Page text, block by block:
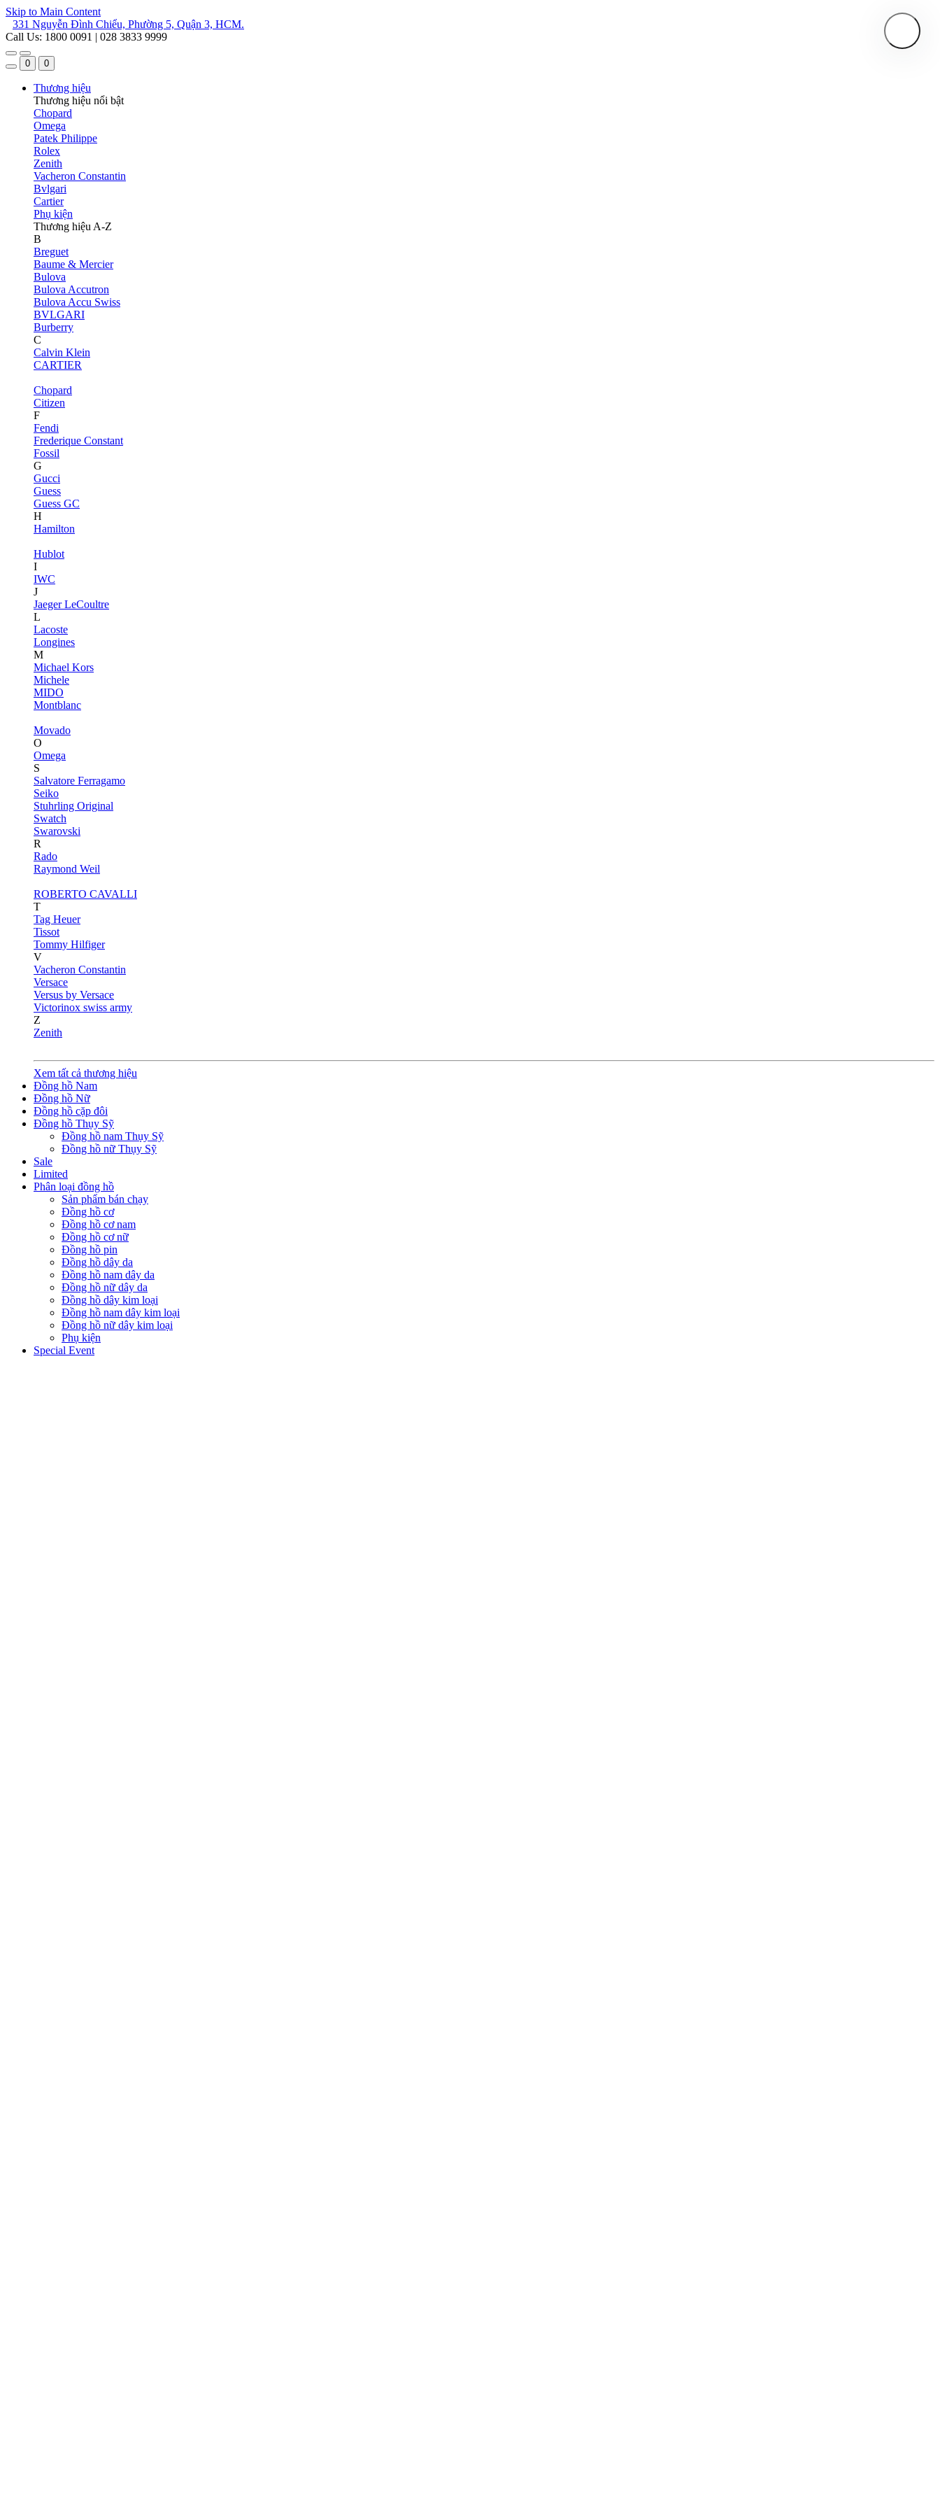
Skip to Main Content
331 Nguyễn Đình Chiểu, Phường 5, Quận 3, HCM.
Call Us: 1800 0091 | 028 3833 9999
0 0
Thương hiệu
Thương hiệu nổi bật
Chopard
Omega
Patek Philippe
Rolex
Zenith
Vacheron Constantin
Bvlgari
Cartier
Phụ kiện
Thương hiệu A-Z
B
Breguet
Baume & Mercier
Bulova
Bulova Accutron
Bulova Accu Swiss
BVLGARI
Burberry
C
Calvin Klein
CARTIER
Chopard
Citizen
F
Fendi
Frederique Constant
Fossil
G
Gucci
Guess
Guess GC
H
Hamilton
Hublot
I
IWC
J
Jaeger LeCoultre
L
Lacoste
Longines
M
Michael Kors
Michele
MIDO
Montblanc
Movado
O
Omega
S
Salvatore Ferragamo
Seiko
Stuhrling Original
Swatch
Swarovski
R
Rado
Raymond Weil
ROBERTO CAVALLI
T
Tag Heuer
Tissot
Tommy Hilfiger
V
Vacheron Constantin
Versace
Versus by Versace
Victorinox swiss army
Z
Zenith
Xem tất cả thương hiệu
Đồng hồ Nam
Đồng hồ Nữ
Đồng hồ cặp đôi
Đồng hồ Thụy Sỹ
Đồng hồ nam Thụy Sỹ
Đồng hồ nữ Thụy Sỹ
Sale
Limited
Phân loại đồng hồ
Sản phẩm bán chạy
Đồng hồ cơ
Đồng hồ cơ nam
Đồng hồ cơ nữ
Đồng hồ pin
Đồng hồ dây da
Đồng hồ nam dây da
Đồng hồ nữ dây da
Đồng hồ dây kim loại
Đồng hồ nam dây kim loại
Đồng hồ nữ dây kim loại
Phụ kiện
Special Event